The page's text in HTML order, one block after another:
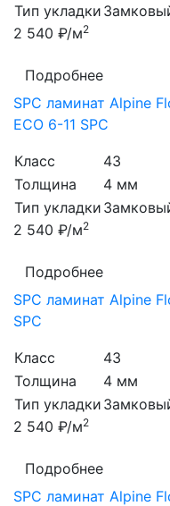
Тип укладки
2 540 ₽/м2
Подробнее
SPC ламинат Alpine
ЕСО 6-11 SPC
Класс
43
Толщина
4 мм
Тип укладки
2 540 ₽/м2
Подробнее
SPC ламинат Alpine
SPC
Класс
43
Толщина
4 мм
Тип укладки
2 540 ₽/м2
Подробнее
SPC ламинат Alpine